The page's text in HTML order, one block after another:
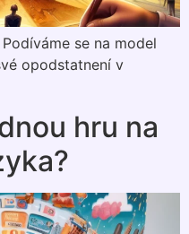
se na model
opodstatnení v
hru na